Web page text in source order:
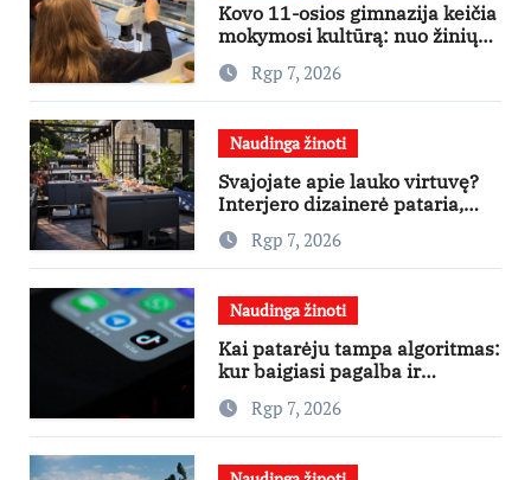
Kovo 11-osios gimnazija keičia
mokymosi kultūrą: nuo žinių
kaupimo – prie jų supratimo ir
taikymo
Rgp 7, 2026
Naudinga žinoti
Svajojate apie lauko virtuvę?
Interjero dizainerė pataria,
nuo ko pradėti
Rgp 7, 2026
Naudinga žinoti
Kai patarėju tampa algoritmas:
kur baigiasi pagalba ir
prasideda reklama?
Rgp 7, 2026